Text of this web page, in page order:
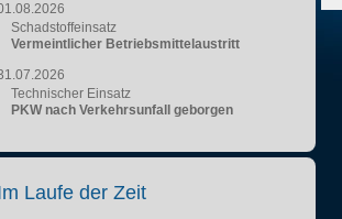
Schadstoffeinsatz
Vermeintlicher Betriebsmittelaustritt
Technischer Einsatz
PKW nach Verkehrsunfall geborgen
Laufe der Zeit